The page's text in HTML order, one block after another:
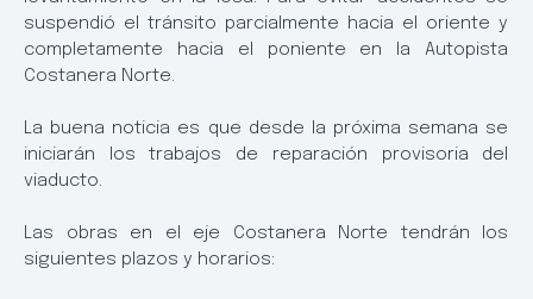
suspendió el tránsito parcialmente hacia el oriente y
completamente hacia el poniente en la Autopista
Costanera Norte.
La buena noticia es que desde la próxima semana se
iniciarán los trabajos de reparación provisoria del
viaducto.
Las obras en el eje Costanera Norte tendrán los
siguientes plazos y horarios: